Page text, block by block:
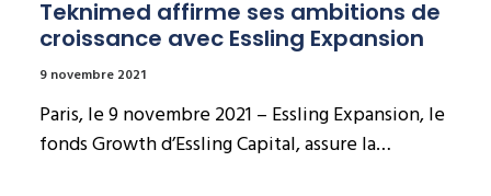
Teknimed affirme ses ambitions de
croissance avec Essling Expansion
9 novembre 2021
Paris, le 9 novembre 2021 – Essling Expansion, le
fonds Growth d’Essling Capital, assure la…